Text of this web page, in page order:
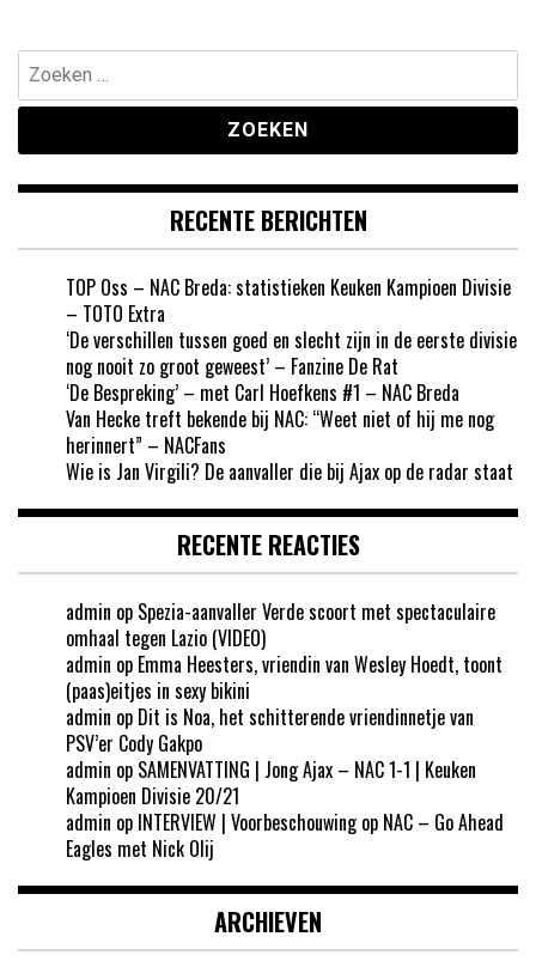
Zoeken
naar:
RECENTE BERICHTEN
TOP Oss – NAC Breda: statistieken Keuken Kampioen Divisie
– TOTO Extra
‘De verschillen tussen goed en slecht zijn in de eerste divisie
nog nooit zo groot geweest’ – Fanzine De Rat
‘De Bespreking’ – met Carl Hoefkens #1 – NAC Breda
Van Hecke treft bekende bij NAC: “Weet niet of hij me nog
herinnert” – NACFans
Wie is Jan Virgili? De aanvaller die bij Ajax op de radar staat
RECENTE REACTIES
admin op Spezia-aanvaller Verde scoort met spectaculaire
omhaal tegen Lazio (VIDEO)
admin op Emma Heesters, vriendin van Wesley Hoedt, toont
(paas)eitjes in sexy bikini
admin op Dit is Noa, het schitterende vriendinnetje van
PSV’er Cody Gakpo
admin op SAMENVATTING | Jong Ajax – NAC 1-1 | Keuken
Kampioen Divisie 20/21
admin op INTERVIEW | Voorbeschouwing op NAC – Go Ahead
Eagles met Nick Olij
ARCHIEVEN